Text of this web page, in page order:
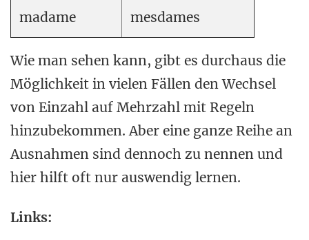
madame mesdames
Wie man sehen kann, gibt es durchaus die
Möglichkeit in vielen Fällen den Wechsel
von Einzahl auf Mehrzahl mit Regeln
hinzubekommen. Aber eine ganze Reihe an
Ausnahmen sind dennoch zu nennen und
hier hilft oft nur auswendig lernen.
Links: